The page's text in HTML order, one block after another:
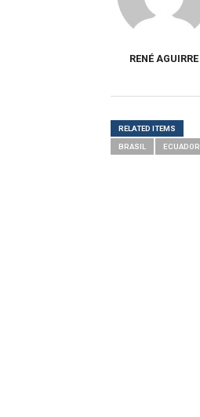
RENÉ AGUIRRE
RELATED ITEMS
BRASIL ECUADOR